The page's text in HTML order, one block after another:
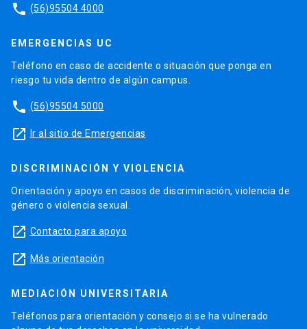
phone (56)95504 4000
EMERGENCIAS UC
Teléfono en caso de accidente o situación que ponga en
riesgo tu vida dentro de algún campus.
phone (56)95504 5000
launch Ir al sitio de Emergencias
DISCRIMINACIÓN Y VIOLENCIA
Orientación y apoyo en casos de discriminación, violencia de
género o violencia sexual.
launch Contacto para apoyo
launch Más orientación
MEDIACIÓN UNIVERSITARIA
Teléfonos para orientación y consejo si se ha vulnerado